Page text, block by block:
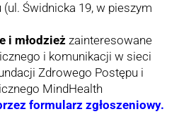
Świdnicka 19, w pieszym
i młodzież zainteresowane
i komunikacji w sieci
Zdrowego Postępu i
MindHealth
formularz zgłoszeniowy.